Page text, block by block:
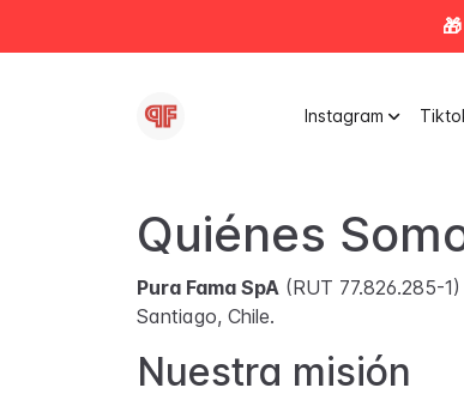
Instagram
Quiénes
Pura Fama SpA (RUT 77.826.285-
Santiago, Chile.
Nuestra misión